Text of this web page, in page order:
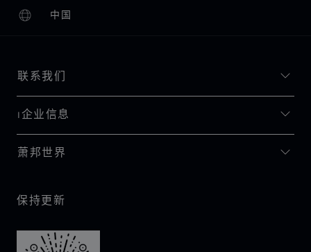
中国
本地化（更改国家/地区）
更改国家/地区
联系我们
I企业信息
萧邦世界
保持更新